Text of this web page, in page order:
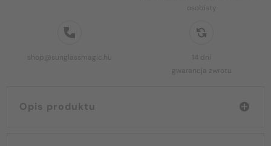
osobisty
shop@sunglassmagic.hu
14 dni
gwarancja zwrotu
Opis produktu